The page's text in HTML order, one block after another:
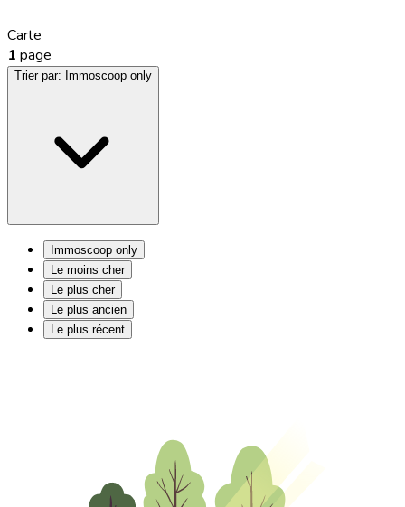
Carte
1 page
Trier par: Immoscoop only
Immoscoop only
Le moins cher
Le plus cher
Le plus ancien
Le plus récent